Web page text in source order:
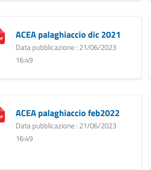
ACEA palaghiaccio dic 2021
Data pubblicazione : 21/06/2023
16:49
ACEA palaghiaccio feb2022
Data pubblicazione : 21/06/2023
16:49